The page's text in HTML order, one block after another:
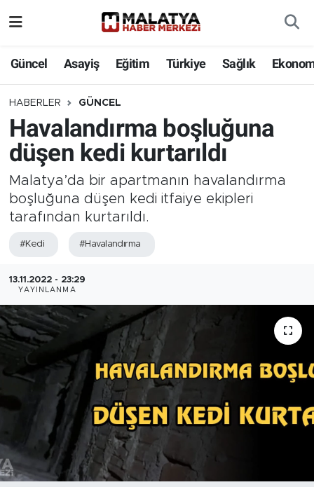
Güncel Asayiş Eğitim Türkiye Sağlık
HABERLER GÜNCEL
Havalandırma boşluğuna
düşen kedi kurtarıldı
Malatya’da bir apartmanın havalandırma
boşluğuna düşen kedi itfaiye ekipleri
tarafından kurtarıldı.
#Kedi #Havalandırma
13.11.2022 - 23:29
YAYINLANMA
Eğitim
Türkiye
Sağlık
Ekonomi
Teknoloji
İş İlanları
Dünya
Yazıhan
Kuluncak